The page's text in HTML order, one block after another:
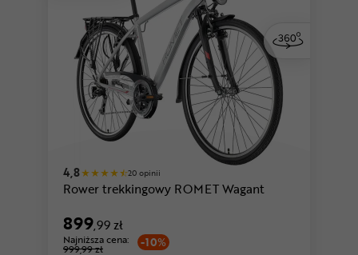
4,8 20 opinii
Rower trekkingowy ROMET Wagant
899,99 zł
-10%
Najniższa cena:
999,99 zł